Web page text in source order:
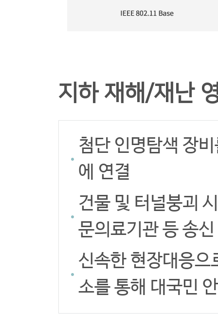
지하 재해/재난
첨단 인명탐색 장
에 연결
건물 및 터널붕괴
문의료기관 등 송신
신속한 현장대응으
소를 통해 대국민